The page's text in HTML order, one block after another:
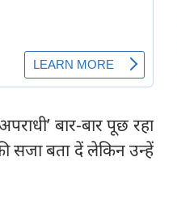
बार-बार पूछ रहा
सजा बता दें लेकिन उन्हें